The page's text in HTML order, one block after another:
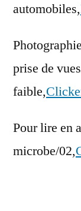
automobiles,
prise de
faible,
Pour lire en
microbe/02,